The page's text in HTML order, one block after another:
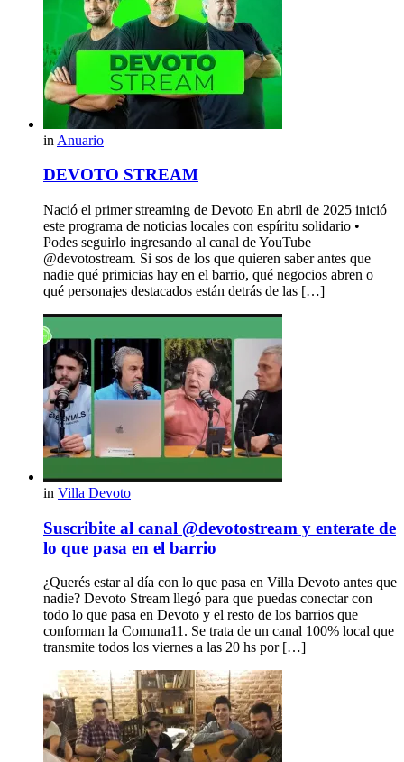
in Anuario
DEVOTO STREAM
Nació el primer streaming de Devoto En abril de 2025 inició
este programa de noticias locales con espíritu solidario •
Podes seguirlo ingresando al canal de YouTube
@devotostream. Si sos de los que quieren saber antes que
nadie qué primicias hay en el barrio, qué negocios abren o
qué personajes destacados están detrás de las […]
in Villa Devoto
Suscribite al canal @devotostream y enterate de
lo que pasa en el barrio
¿Querés estar al día con lo que pasa en Villa Devoto antes que
nadie? Devoto Stream llegó para que puedas conectar con
todo lo que pasa en Devoto y el resto de los barrios que
conforman la Comuna11. Se trata de un canal 100% local que
transmite todos los viernes a las 20 hs por […]